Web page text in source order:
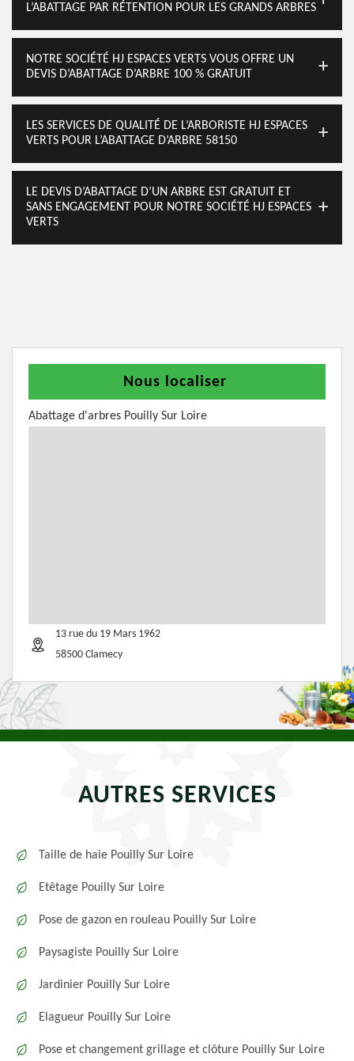
L’ABATTAGE PAR RÉTENTION POUR LES GRANDS ARBRES
NOTRE SOCIÉTÉ HJ ESPACES VERTS VOUS OFFRE UN
DEVIS D’ABATTAGE D’ARBRE 100 % GRATUIT
LES SERVICES DE QUALITÉ DE L’ARBORISTE HJ ESPACES
VERTS POUR L’ABATTAGE D’ARBRE 58150
LE DEVIS D’ABATTAGE D’UN ARBRE EST GRATUIT ET
SANS ENGAGEMENT POUR NOTRE SOCIÉTÉ HJ ESPACES
VERTS
Nous localiser
Abattage d'arbres Pouilly Sur Loire
13 rue du 19 Mars 1962
58500 Clamecy
AUTRES SERVICES
Taille de haie Pouilly Sur Loire
Etêtage Pouilly Sur Loire
Pose de gazon en rouleau Pouilly Sur Loire
Paysagiste Pouilly Sur Loire
Jardinier Pouilly Sur Loire
Elagueur Pouilly Sur Loire
Pose et changement grillage et clôture Pouilly Sur Loire